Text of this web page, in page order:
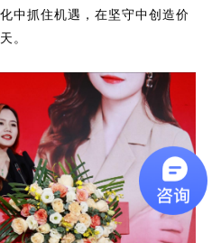
中抓住机遇，在坚守中创造价
。